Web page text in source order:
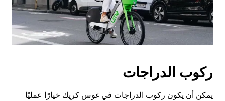
ركوب الدراجات
يمكن أن يكون ركوب الدراجات في غوس كريك خيارًا عمليًا